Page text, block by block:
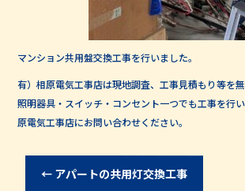
マンション共用盤交換工事を行いました。
有）相原電気工事店は現地調査、工事見積もり等を無
照明器具・スイッチ・コンセント一つでも工事を行
原電気工事店にお問い合わせください。
← アパートの共用灯交換工事